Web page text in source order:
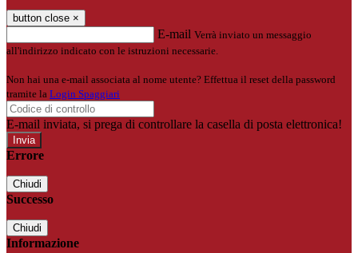
button close ×
E-mail Verrà inviato un messaggio
all'indirizzo indicato con le istruzioni necessarie.
Non hai una e-mail associata al nome utente? Effettua il reset della password
tramite la Login Spaggiari
E-mail inviata, si prega di controllare la casella di posta elettronica!
Errore
Chiudi
Successo
Chiudi
Informazione